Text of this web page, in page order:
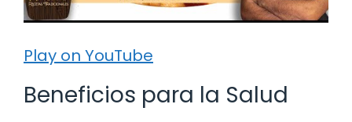
Play on YouTube
Beneficios para la Salud